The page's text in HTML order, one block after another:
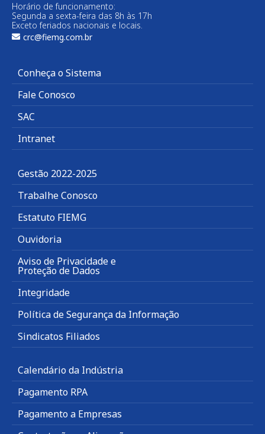
Horário de funcionamento:
Segunda a sexta-feira das 8h às 17h
Exceto feriados nacionais e locais.
crc@fiemg.com.br
Conheça o Sistema
Fale Conosco
SAC
Intranet
Gestão 2022-2025
Trabalhe Conosco
Estatuto FIEMG
Ouvidoria
Aviso de Privacidade e
Proteção de Dados
Integridade
Política de Segurança da Informação
Sindicatos Filiados
Calendário da Indústria
Pagamento RPA
Pagamento a Empresas